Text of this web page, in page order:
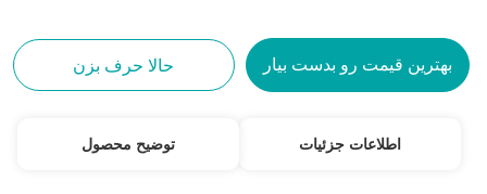
بهترین قیمت رو بدست بیار حالا حرف بزن
اطلاعات جزئیات توضیح محصول